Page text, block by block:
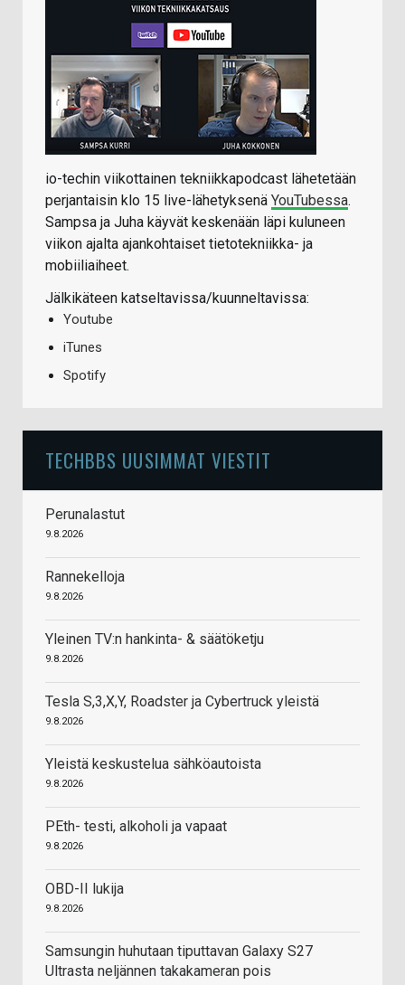
io-techin viikottainen tekniikkapodcast lähetetään
perjantaisin klo 15 live-lähetyksenä YouTubessa.
Sampsa ja Juha käyvät keskenään läpi kuluneen
viikon ajalta ajankohtaiset tietotekniikka- ja
mobiiliaiheet.
Jälkikäteen katseltavissa/kuunneltavissa:
Youtube
iTunes
Spotify
TECHBBS UUSIMMAT VIESTIT
Perunalastut
9.8.2026
Rannekelloja
9.8.2026
Yleinen TV:n hankinta- & säätöketju
9.8.2026
Tesla S,3,X,Y, Roadster ja Cybertruck yleistä
9.8.2026
Yleistä keskustelua sähköautoista
9.8.2026
PEth- testi, alkoholi ja vapaat
9.8.2026
OBD-II lukija
9.8.2026
Samsungin huhutaan tiputtavan Galaxy S27
Ultrasta neljännen takakameran pois